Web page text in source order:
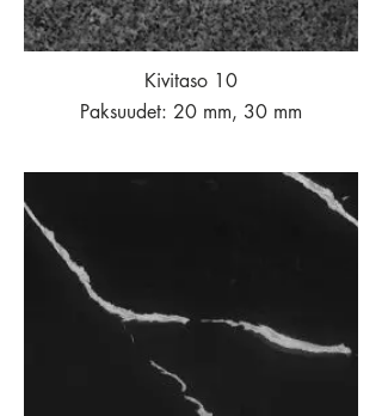
Kivitaso 10
Paksuudet: 20 mm, 30 mm